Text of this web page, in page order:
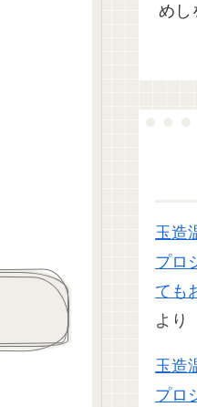
めし
玉造
プロ
ても
より
玉造
プロ